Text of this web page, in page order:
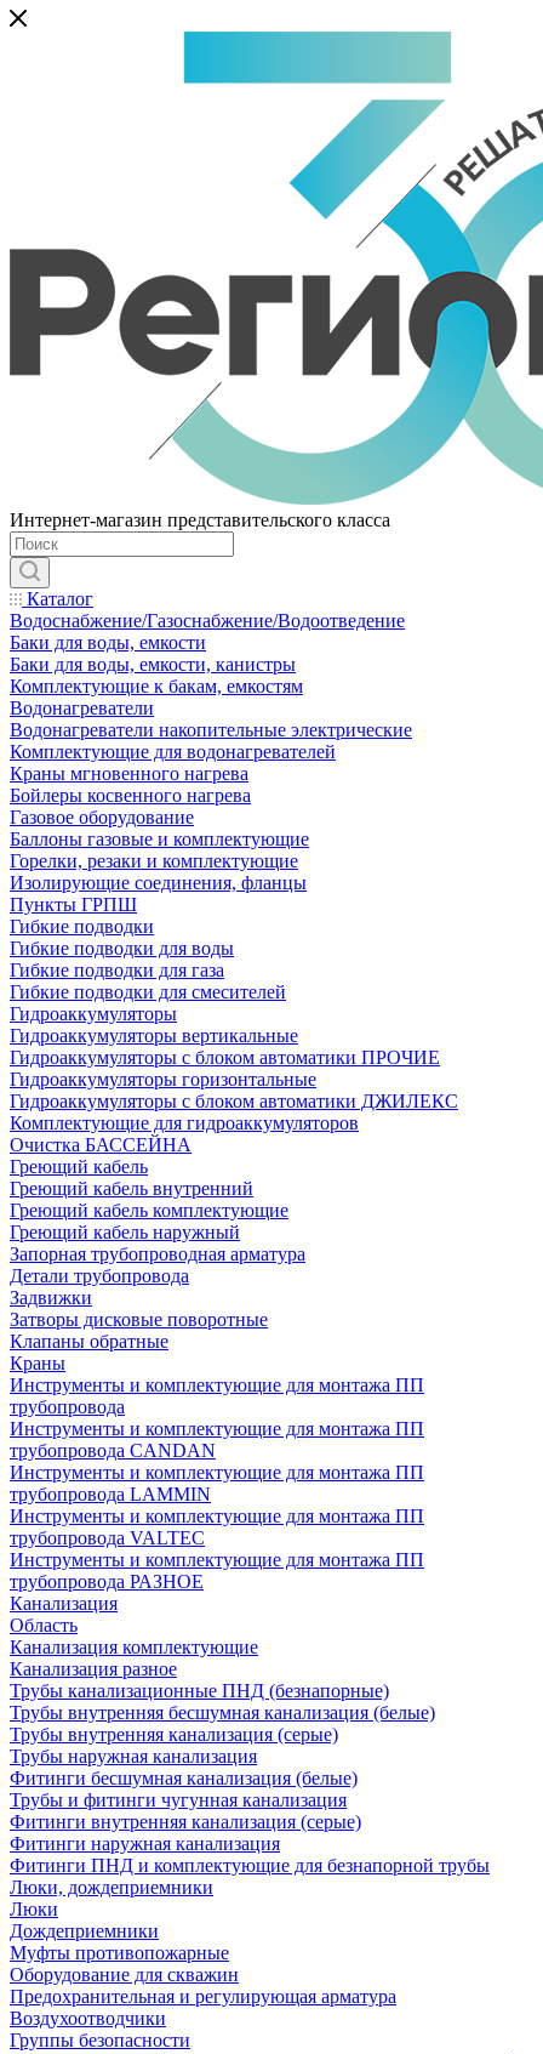
Интернет-магазин представительского класса
Каталог
Водоснабжение/Газоснабжение/Водоотведение
Баки для воды, емкости
Баки для воды, емкости, канистры
Комплектующие к бакам, емкостям
Водонагреватели
Водонагреватели накопительные электрические
Комплектующие для водонагревателей
Краны мгновенного нагрева
Бойлеры косвенного нагрева
Газовое оборудование
Баллоны газовые и комплектующие
Горелки, резаки и комплектующие
Изолирующие соединения, фланцы
Пункты ГРПШ
Гибкие подводки
Гибкие подводки для воды
Гибкие подводки для газа
Гибкие подводки для смесителей
Гидроаккумуляторы
Гидроаккумуляторы вертикальные
Гидроаккумуляторы с блоком автоматики ПРОЧИЕ
Гидроаккумуляторы горизонтальные
Гидроаккумуляторы с блоком автоматики ДЖИЛЕКС
Комплектующие для гидроаккумуляторов
Очистка БАССЕЙНА
Греющий кабель
Греющий кабель внутренний
Греющий кабель комплектующие
Греющий кабель наружный
Запорная трубопроводная арматура
Детали трубопровода
Задвижки
Затворы дисковые поворотные
Клапаны обратные
Краны
Инструменты и комплектующие для монтажа ПП
трубопровода
Инструменты и комплектующие для монтажа ПП
трубопровода CANDAN
Инструменты и комплектующие для монтажа ПП
трубопровода LAMMIN
Инструменты и комплектующие для монтажа ПП
трубопровода VALTEC
Инструменты и комплектующие для монтажа ПП
трубопровода РАЗНОЕ
Канализация
Область
Канализация комплектующие
Канализация разное
Трубы канализационные ПНД (безнапорные)
Трубы внутренняя бесшумная канализация (белые)
Трубы внутренняя канализация (серые)
Трубы наружная канализация
Фитинги бесшумная канализация (белые)
Трубы и фитинги чугунная канализация
Фитинги внутренняя канализация (серые)
Фитинги наружная канализация
Фитинги ПНД и комплектующие для безнапорной трубы
Люки, дождеприемники
Люки
Дождеприемники
Муфты противопожарные
Оборудование для скважин
Предохранительная и регулирующая арматура
Воздухоотводчики
Группы безопасности